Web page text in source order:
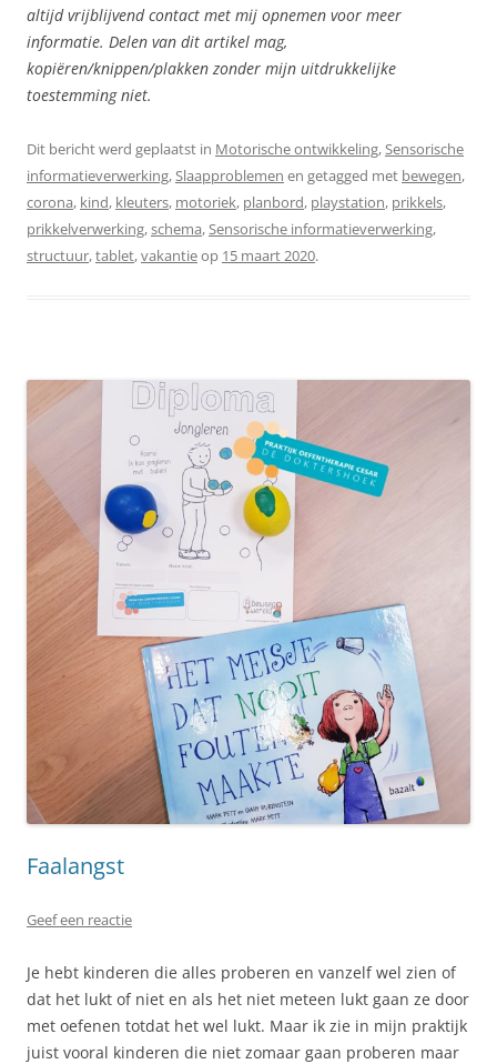
altijd vrijblijvend contact met mij opnemen voor meer
informatie. Delen van dit artikel mag,
kopiëren/knippen/plakken zonder mijn uitdrukkelijke
toestemming niet.
Dit bericht werd geplaatst in Motorische ontwikkeling,Sensorische
informatieverwerking,Slaapproblemen en getagged met bewegen,
corona, kind, kleuters, motoriek, planbord, playstation, prikkels,
prikkelverwerking,schema,Sensorische informatieverwerking,
structuur,tablet,vakantieop 15 maart 2020.
Faalangst
Geef een reactie
Je hebt kinderen die alles proberen en vanzelf wel zien of
dat het lukt of niet en als het niet meteen lukt gaan ze door
met oefenen totdat het wel lukt. Maar ik zie in mijn praktijk
juist vooral kinderen die niet zomaar gaan proberen maar